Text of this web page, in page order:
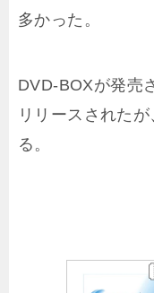
多かった。
DVD-BOXが発売
リリースされた
る。